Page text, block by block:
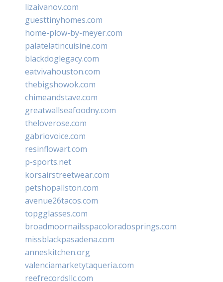
lizaivanov.com
guesttinyhomes.com
home-plow-by-meyer.com
palatelatincuisine.com
blackdoglegacy.com
eatvivahouston.com
thebigshowok.com
chimeandstave.com
greatwallseafoodny.com
theloverose.com
gabriovoice.com
resinflowart.com
p-sports.net
korsairstreetwear.com
petshopallston.com
avenue26tacos.com
topgglasses.com
broadmoornailsspacoloradosprings.com
missblackpasadena.com
anneskitchen.org
valenciamarketytaqueria.com
reefrecordsllc.com